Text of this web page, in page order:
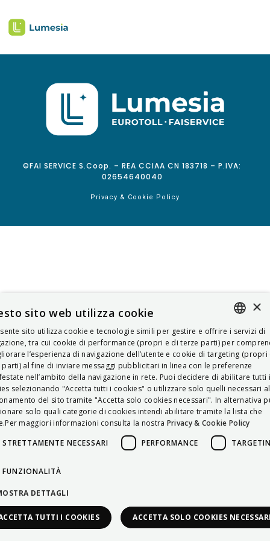
©FAI SERVICE S.Coop. – REA CCIAA CN 183718 – P.IVA:
02654640040
Privacy & Cookie Policy
ITALIAN
ENGLISH
FRENCH
HUNGARIAN
DEUTSCH
POLSKI
×
sito web utilizza cookie
sito utilizza cookie e tecnologie simili per gestire e offrire i servizi di
tra cui cookie di performance (propri e di terze parti) per
l’esperienza di navigazione dell’utente e cookie di targeting (propri
parti) al fine di inviare messaggi pubblicitari in linea con le preferenze
nell’ambito della navigazione in rete. Puoi decidere di abilitare tutti i
selezionando "Accetta tutti i cookies" o utilizzare solo quelli necessari al
del sito tramite "Accetta solo cookies necessari". In alternativa
solo quali categorie di cookies intendi abilitare tramite la lista che
maggiori informazioni consulta la nostra Privacy & Cookie Policy
STRETTAMENTE NECESSARI
PERFORMANCE
FUNZIONALITÀ
DETTAGLI
TUTTI I COOKIES ACCETTA SOLO COOKIES